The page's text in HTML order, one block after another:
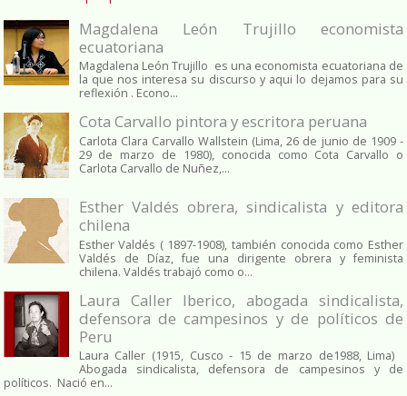
Magdalena León Trujillo economista
ecuatoriana
Magdalena León Trujillo es una economista ecuatoriana de
la que nos interesa su discurso y aqui lo dejamos para su
reflexión . Econo...
Cota Carvallo pintora y escritora peruana
Carlota Clara Carvallo Wallstein (Lima, 26 de junio de 1909 -
29 de marzo de 1980), conocida como Cota Carvallo o
Carlota Carvallo de Nuñez,...
Esther Valdés obrera, sindicalista y editora
chilena
Esther Valdés ( 1897-1908), también conocida como Esther
Valdés de Díaz, fue una dirigente obrera y feminista
chilena. Valdés trabajó como o...
Laura Caller Iberico, abogada sindicalista,
defensora de campesinos y de políticos de
Peru
Laura Caller (1915, Cusco - 15 de marzo de1988, Lima)
Abogada sindicalista, defensora de campesinos y de
políticos. Nació en...